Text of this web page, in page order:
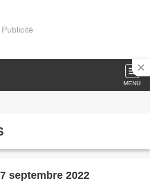
Publicité
MENU
septembre 2022